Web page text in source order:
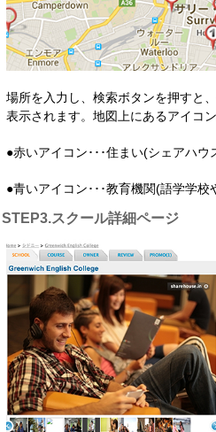
場所を入力し、検索ボタンを押すと
表示されます。地図上にあるアイコ
●赤いアイコン･･･住まい(シェアハウ
●青いアイコン･･･教育機関(語学学校
STEP3.スクール詳細ページ